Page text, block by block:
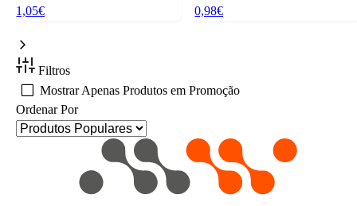
1,05€ 0,98€
Filtros
Mostrar Apenas Produtos em Promoção
Ordenar Por